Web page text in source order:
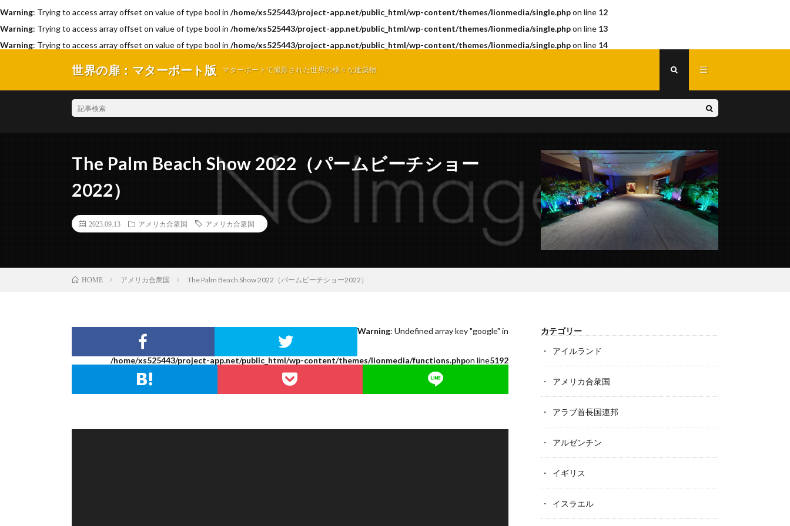
Warning: Trying to access array offset on value of type bool in /home/xs525443/project-app.net/public_html/wp-content/themes/lionmedia/single.phpon line 12
Warning: Trying to access array offset on value of type bool in /home/xs525443/project-app.net/public_html/wp-content/themes/lionmedia/single.phpon line 13
Warning: Trying to access array offset on value of type bool in /home/xs525443/project-app.net/public_html/wp-content/themes/lionmedia/single.phpon line 14
世界の扉：マターポート版 マターポートで撮影された世界の様々な建築物
The Palm Beach Show 2022（パームビーチショー
2022）
2023.09.13 アメリカ合衆国 アメリカ合衆国
HOME アメリカ合衆国 The Palm Beach Show 2022（パームビーチショー2022）
Warning: Undefined array key "google" in
/home/xs525443/project-app.net/public_html/wp-content/themes/lionmedia/functions.phpon line5192
カテゴリー
アイルランド
アメリカ合衆国
アラブ首長国連邦
アルゼンチン
イギリス
イスラエル